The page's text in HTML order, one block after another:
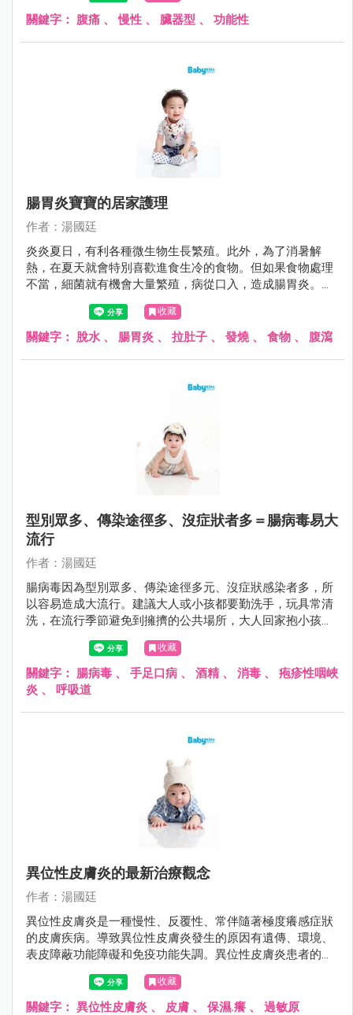
題，但許多父母又怕因為疏忽大意而延誤病情，搞得一個頭
關鍵字： 腹痛 、慢性 、 臟器型 、 功能性
腸胃炎寶寶的居家護理
作者：湯國廷
炎炎夏日，有利各種微生物生長繁殖。此外，為了消暑解
熱，在夏天就會特別喜歡進食生冷的食物。但如果食物處理
不當，細菌就有機會大量繁殖，病從口入，造成腸胃炎。腸
胃炎的症狀不外乎嘔吐與腹瀉，其症狀可輕可重，就醫之
前，如何避免進一步惡化，其實有些撇步。
收藏
關鍵字： 脫水 、 腸胃炎 、 拉肚子 、 發燒、 食物 、 腹瀉
型別眾多、傳染途徑多、沒症狀者多＝腸病毒易大
流行
作者：湯國廷
腸病毒因為型別眾多、傳染途徑多元、沒症狀感染者多，所
以容易造成大流行。建議大人或小孩都要勤洗手，玩具常清
洗，在流行季節避免到擁擠的公共場所，大人回家抱小孩之
前要更衣和洗手，對於家中第二位感染腸病毒患者，因其所
接受的病毒量往往較高，嚴重度可能提高，更要小心有無重
症前兆。
收藏
關鍵字： 腸病毒 、 手足口病 、 酒精 、 消毒 、 疱疹性咽峽
炎 、 呼吸道
異位性皮膚炎的最新治療觀念
作者：湯國廷
異位性皮膚炎是一種慢性、反覆性、常伴隨著極度癢感症狀
的皮膚疾病。導致異位性皮膚炎發生的原因有遺傳、環境、
表皮障蔽功能障礙和免疫功能失調。異位性皮膚炎患者的皮
膚角質層因為fillaggrin（一種存在於人體表皮中的蛋白質）
缺陷、神經醯胺（ceremide）降低，導致皮膚的表皮障蔽功
能缺損、保水能力差、表皮上的細菌過度增生，讓過敏原易
收藏
關鍵字： 異位性皮膚炎 、 皮膚 、 保濕.癢 、 過敏原